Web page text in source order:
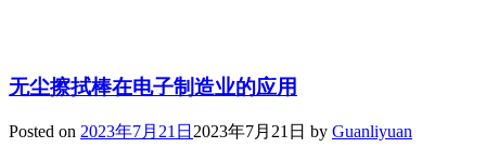
无尘擦拭棒在电子制造业的应用
Posted on 2023年7月21日 2023年7月21日 by Guanliyuan